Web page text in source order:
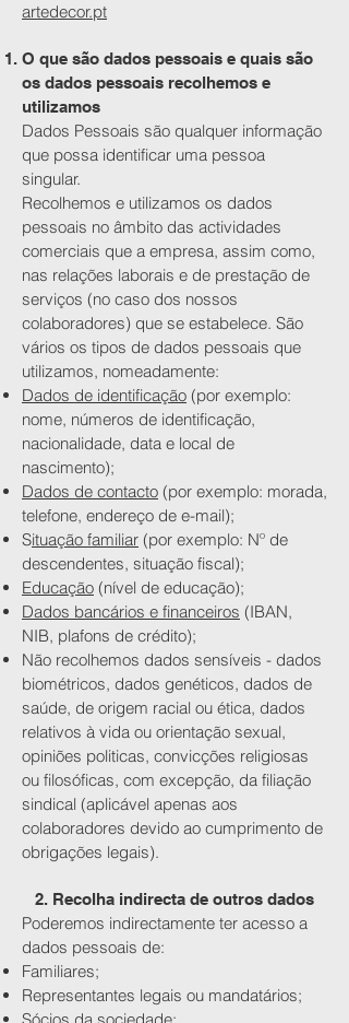
artedecor.pt
O que são dados pessoais e quais são
os dados pessoais recolhemos e
utilizamos
Dados Pessoais são qualquer informação
que possa identificar uma pessoa
singular.
Recolhemos e utilizamos os dados
pessoais no âmbito das actividades
comerciais que a empresa, assim como,
nas relações laborais e de prestação de
serviços (no caso dos nossos
colaboradores) que se estabelece. São
vários os tipos de dados pessoais que
utilizamos, nomeadamente:
Dados de identificação (por exemplo:
nome, números de identificação,
nacionalidade, data e local de
nascimento);
Dados de contacto (por exemplo: morada,
telefone, endereço de e-mail);
Situação familiar (por exemplo: Nº de
descendentes, situação fiscal);
Educação (nível de educação);
Dados bancários e financeiros (IBAN,
NIB, plafons de crédito);
Não recolhemos dados sensíveis - dados
biométricos, dados genéticos, dados de
saúde, de origem racial ou ética, dados
relativos à vida ou orientação sexual,
opiniões politicas, convicções religiosas
ou filosóficas, com excepção, da filiação
sindical (aplicável apenas aos
colaboradores devido ao cumprimento de
obrigações legais).
2. Recolha indirecta de outros dados
Poderemos indirectamente ter acesso a
dados pessoais de:
Familiares;
Representantes legais ou mandatários;